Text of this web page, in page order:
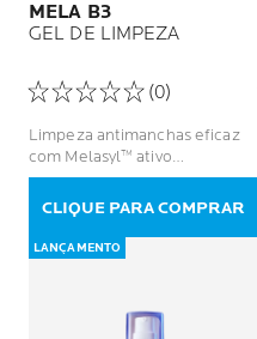
MELA B3
GEL DE LIMPEZA
(0)
Limpeza antimanchas eficaz
com Melasyl™ ativo
patenteado + Niacinamida +
1% de PHA
CLIQUE PARA COMPRAR
LANÇAMENTO